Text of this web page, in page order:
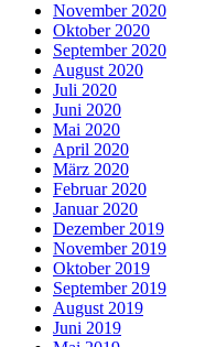
November 2020
Oktober 2020
September 2020
August 2020
Juli 2020
Juni 2020
Mai 2020
April 2020
März 2020
Februar 2020
Januar 2020
Dezember 2019
November 2019
Oktober 2019
September 2019
August 2019
Juni 2019